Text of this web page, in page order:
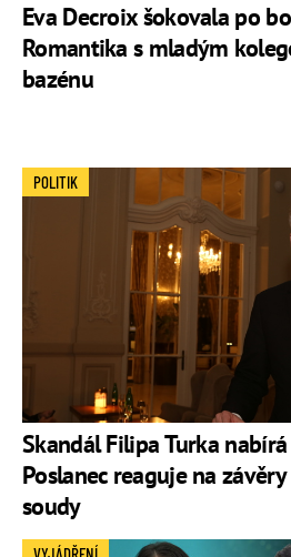
Eva Decroix šokovala po
Romantika s mladým
bazénu
Skandál Filipa Turka
Poslanec reaguje na
soudy
POLITIK